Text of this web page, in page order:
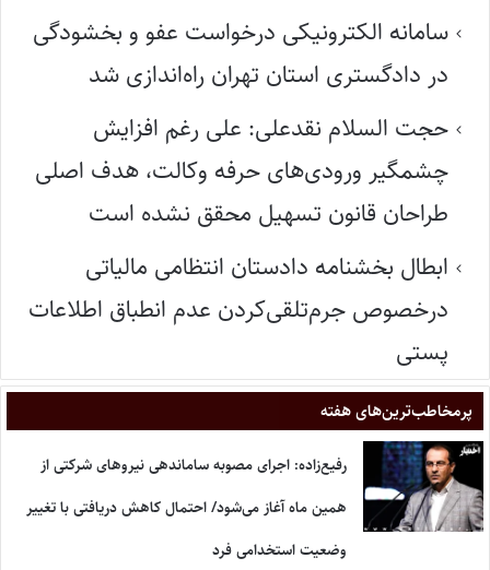
سامانه الکترونیکی درخواست عفو و بخشودگی
در دادگستری استان تهران راه‌اندازی شد
حجت السلام نقدعلی: علی رغم افزایش
چشمگیر ورودی‌های حرفه وکالت، هدف اصلی
طراحان قانون تسهیل محقق نشده است
ابطال بخشنامه دادستان انتظامی مالیاتی
درخصوص جرم‌تلقی‌کردن عدم انطباق اطلاعات
پستی
پر‌مخاطب‌ترین‌های هفته
رفیع‌زاده: اجرای مصوبه ساماندهی نیروهای شرکتی از
همین ماه آغاز می‌شود/ احتمال کاهش دریافتی با تغییر
وضعیت استخدامی فرد